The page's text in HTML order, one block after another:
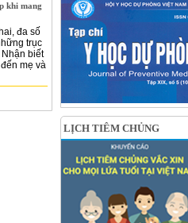
khi mang
đa số
trục
biết
mẹ và
LỊCH TIÊM CHỦNG